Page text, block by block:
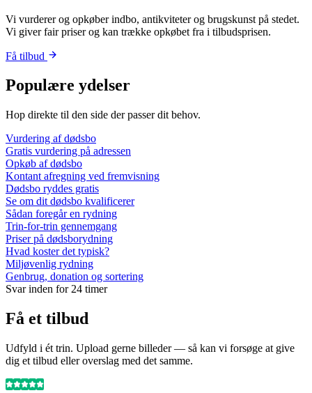
Vi vurderer og opkøber indbo, antikviteter og brugskunst på stedet.
Vi giver fair priser og kan trække opkøbet fra i tilbudsprisen.
Få tilbud
Populære ydelser
Hop direkte til den side der passer dit behov.
Vurdering af dødsbo
Gratis vurdering på adressen
Opkøb af dødsbo
Kontant afregning ved fremvisning
Dødsbo ryddes gratis
Se om dit dødsbo kvalificerer
Sådan foregår en rydning
Trin-for-trin gennemgang
Priser på dødsborydning
Hvad koster det typisk?
Miljøvenlig rydning
Genbrug, donation og sortering
Svar inden for 24 timer
Få et tilbud
Udfyld i ét trin. Upload gerne billeder — så kan vi forsøge at give
dig et tilbud eller overslag med det samme.